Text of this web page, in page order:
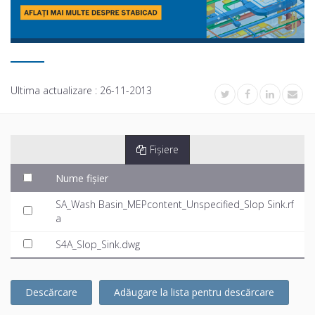
Ultima actualizare : 26-11-2013
Fișiere
Nume fișier
SA_Wash Basin_MEPcontent_Unspecified_Slop Sink.rf
a
S4A_Slop_Sink.dwg
Descărcare Adăugare la lista pentru descărcare